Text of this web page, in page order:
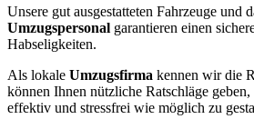
Unsere gut ausgestatteten Fahrzeuge und
Umzugspersonal garantieren einen
Habseligkeiten.
Als lokale Umzugsfirma kennen wir die
können Ihnen nützliche Ratschläge
effektiv und stressfrei wie möglich zu